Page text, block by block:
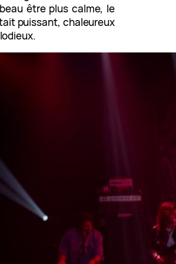
être plus calme, le
puissant, chaleureux